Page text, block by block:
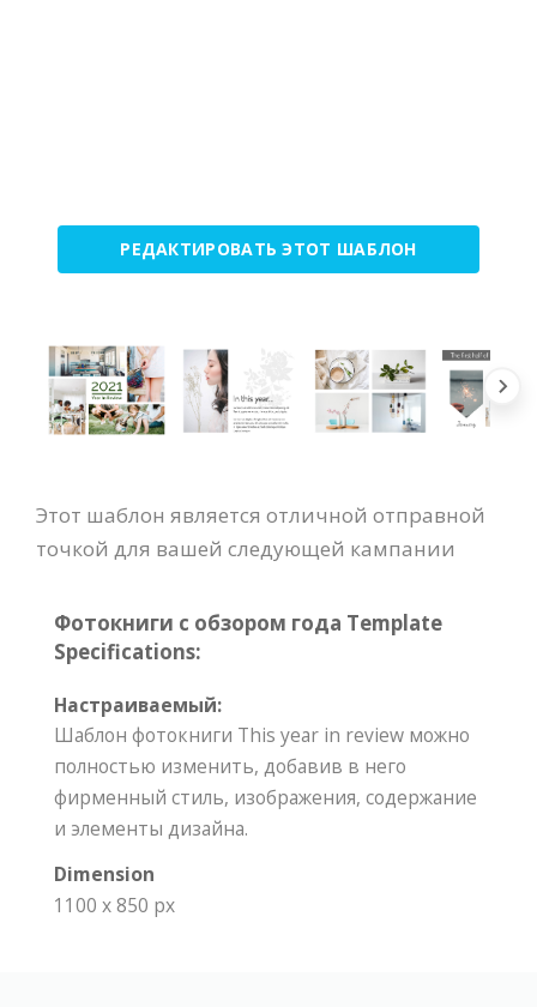
РЕДАКТИРОВАТЬ ЭТОТ ШАБЛОН
Этот шаблон является отличной отправной
точкой для вашей следующей кампании
Фотокниги с обзором года Template
Specifications:
Настраиваемый:
Шаблон фотокниги This year in review можно
полностью изменить, добавив в него
фирменный стиль, изображения, содержание
и элементы дизайна.
Dimension
1100 x 850 px